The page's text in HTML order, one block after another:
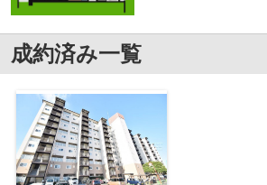
成約済み一覧